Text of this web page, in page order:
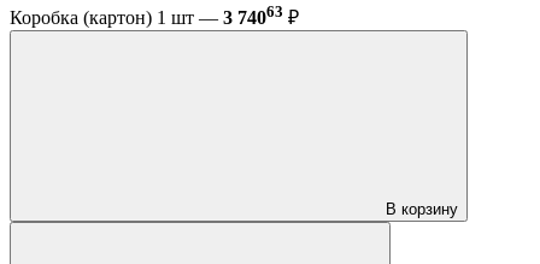
Коробка (картон) 1 шт — 3 74063 ₽
В корзину